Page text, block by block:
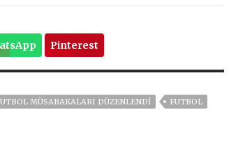
Pinterest
MÜSABAKALARI DÜZENLENDI
FUTBOL